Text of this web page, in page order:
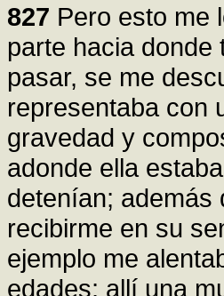
827 Pero esto me
parte hacia
pasar, se me
representaba con
gravedad y
adonde ella
detenían; además
recibirme en su
ejemplo me
edades; allí una